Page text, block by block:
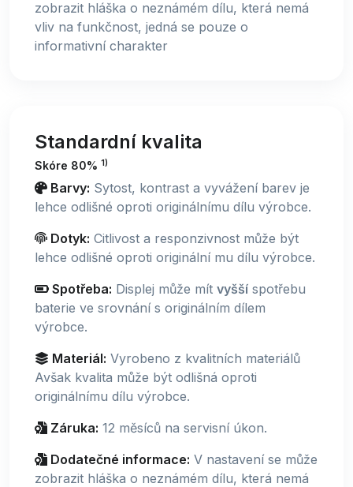
zobrazit hláška o neznámém dílu, která nemá
vliv na funkčnost, jedná se pouze o
informativní charakter
Standardní kvalita
Skóre 80% 1)
Barvy: Sytost, kontrast a vyvážení barev je
lehce odlišné oproti originálnímu dílu výrobce.
Dotyk: Citlivost a responzivnost může být
lehce odlišné oproti originální mu dílu výrobce.
Spotřeba: Displej může mít vyšší spotřebu
baterie ve srovnání s originálním dílem
výrobce.
Materiál: Vyrobeno z kvalitních materiálů
Avšak kvalita může být odlišná oproti
originálnímu dílu výrobce.
Záruka: 12 měsíců na servisní úkon.
Dodatečné informace: V nastavení se může
zobrazit hláška o neznámém dílu, která nemá